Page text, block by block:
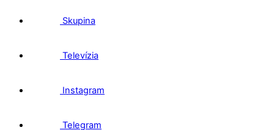
Skupina
Televízia
Instagram
Telegram